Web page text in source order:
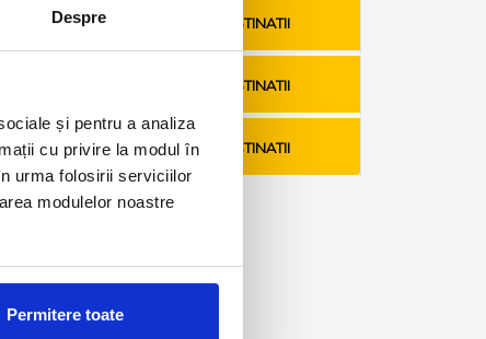
Despre
și pentru a analiza
cu privire la modul în
urma folosirii serviciilor
modulelor noastre
Permitere toate
VEZI TARIFE SI DESTINATII
VEZI TARIFE SI DESTINATII
VEZI TARIFE SI DESTINATII